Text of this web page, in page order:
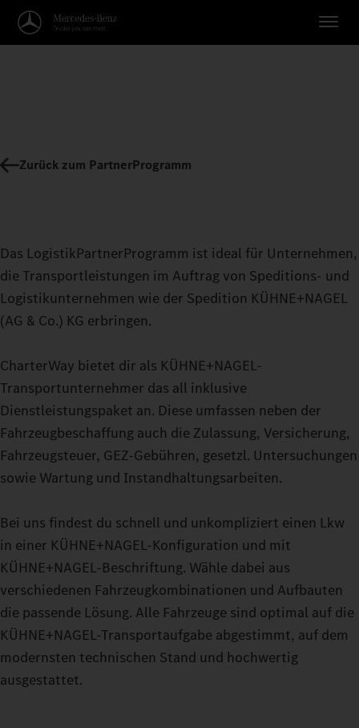
Zurück zum PartnerProgramm
Das LogistikPartnerProgramm ist ideal für Unternehmen,
die Transportleistungen im Auftrag von Speditions- und
Logistikunternehmen wie der Spedition KÜHNE+NAGEL
(AG & Co.) KG erbringen.
CharterWay bietet dir als KÜHNE+NAGEL-
Transportunternehmer das all inklusive
Dienstleistungspaket an. Diese umfassen neben der
Fahrzeugbeschaffung auch die Zulassung, Versicherung,
Fahrzeugsteuer, GEZ-Gebühren, gesetzl. Untersuchungen
sowie Wartung und Instandhaltungsarbeiten.
Bei uns findest du schnell und unkompliziert einen Lkw
in einer KÜHNE+NAGEL-Konfiguration und mit
KÜHNE+NAGEL-Beschriftung. Wähle dabei aus
verschiedenen Fahrzeugkombinationen und Aufbauten
die passende Lösung. Alle Fahrzeuge sind optimal auf die
KÜHNE+NAGEL-Transportaufgabe abgestimmt, auf dem
modernsten technischen Stand und hochwertig
ausgestattet.